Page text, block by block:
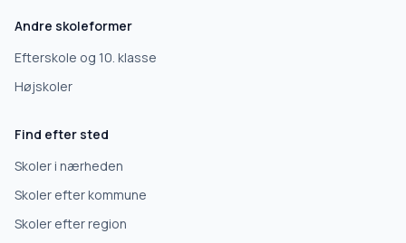
Andre skoleformer
Efterskole og 10. klasse
Højskoler
Find efter sted
Skoler i nærheden
Skoler efter kommune
Skoler efter region